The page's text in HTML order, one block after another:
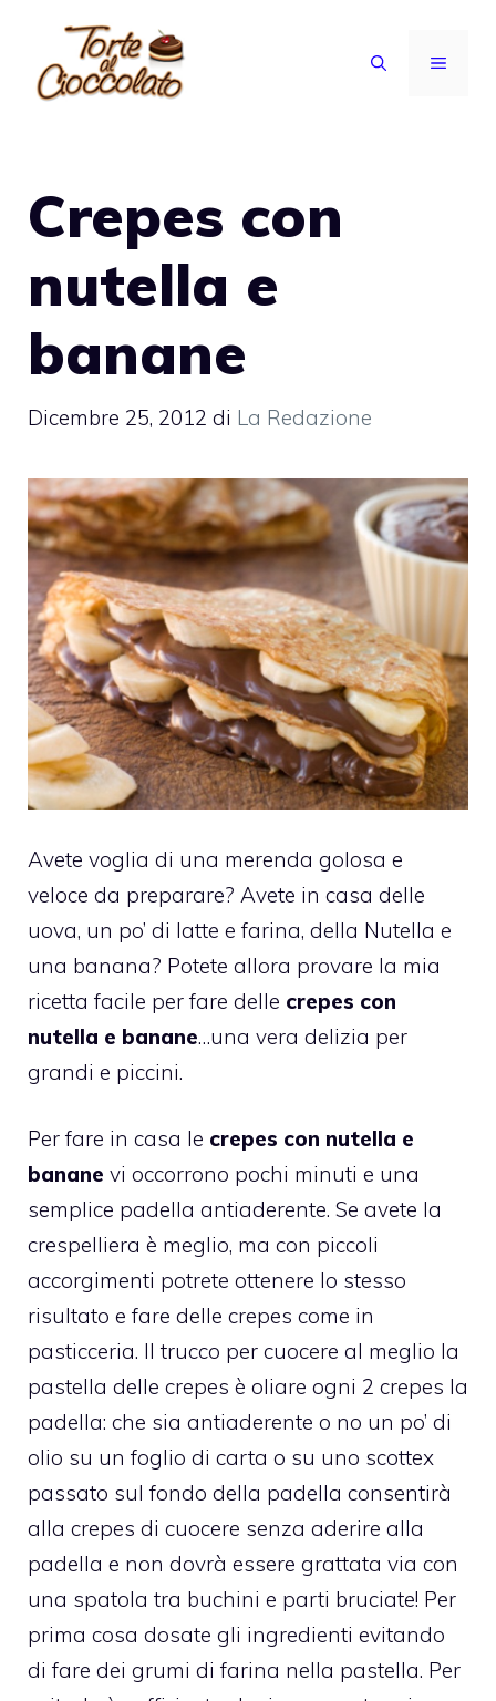
contenuto
MENU
Crepes con
nutella e
banane
Dicembre 25, 2012 di La Redazione
Avete voglia di una merenda golosa e
veloce da preparare? Avete in casa delle
uova, un po’ di latte e farina, della Nutella e
una banana? Potete allora provare la mia
ricetta facile per fare delle crepes con
nutella e banane…una vera delizia per
grandi e piccini.
Per fare in casa le crepes con nutella e
banane vi occorrono pochi minuti e una
semplice padella antiaderente. Se avete la
crespelliera è meglio, ma con piccoli
accorgimenti potrete ottenere lo stesso
risultato e fare delle crepes come in
pasticceria. Il trucco per cuocere al meglio la
pastella delle crepes è oliare ogni 2 crepes la
padella: che sia antiaderente o no un po’ di
olio su un foglio di carta o su uno scottex
passato sul fondo della padella consentirà
alla crepes di cuocere senza aderire alla
padella e non dovrà essere grattata via con
una spatola tra buchini e parti bruciate! Per
prima cosa dosate gli ingredienti evitando
di fare dei grumi di farina nella pastella. Per